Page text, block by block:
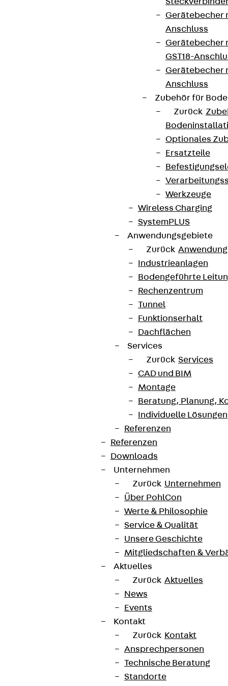
Gerätebecher
Anschluss
Gerätebecher
GST18-
Gerätebecher
Anschluss
Zubehör für
Zurück
Optionales
Ersatzteile
Werkzeuge
Wireless Charging
SystemPLUS
Anwendungsgebiete
Zurück
Industrieanlagen
Bodengeführte
Rechenzentrum
Tunnel
Funktionserhalt
Dachflächen
Services
Zurück Services
CAD und BIM
Montage
Beratung, Planung,
Individuelle Lösungen
Referenzen
Referenzen
Downloads
Unternehmen
Zurück Unternehmen
Über PohlCon
Werte & Philosophie
Service & Qualität
Unsere Geschichte
Mitgliedschaften &
Aktuelles
Zurück Aktuelles
News
Events
Kontakt
Zurück Kontakt
Ansprechpersonen
Technische Beratung
Standorte
Partner von Anfang bis Zukunft.